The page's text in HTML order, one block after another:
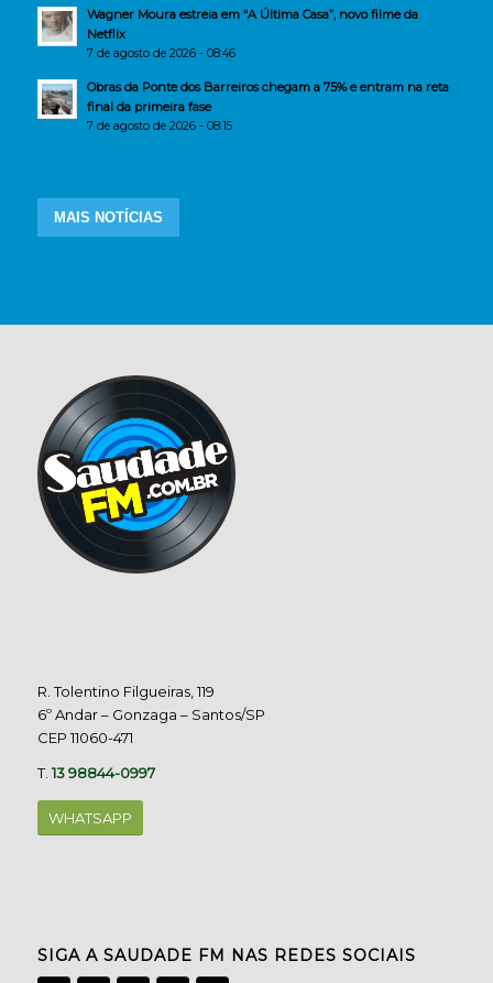
Wagner Moura estreia em “A Última Casa”, novo filme da
Netflix
7 de agosto de 2026 - 08:46
Obras da Ponte dos Barreiros chegam a 75% e entram na reta
final da primeira fase
7 de agosto de 2026 - 08:15
MAIS NOTÍCIAS
R. Tolentino Filgueiras, 119
6º Andar – Gonzaga – Santos/SP
CEP 11060-471
T.13 98844-0997
WHATSAPP
SIGA A SAUDADE FM NAS REDES SOCIAIS